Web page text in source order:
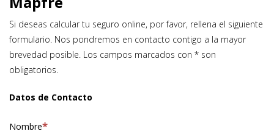
Si deseas calcular tu seguro online, por favor, rellena el siguiente
formulario. Nos pondremos en contacto contigo a la mayor
brevedad posible. Los campos marcados con * son
obligatorios.
Datos de Contacto
Nombre